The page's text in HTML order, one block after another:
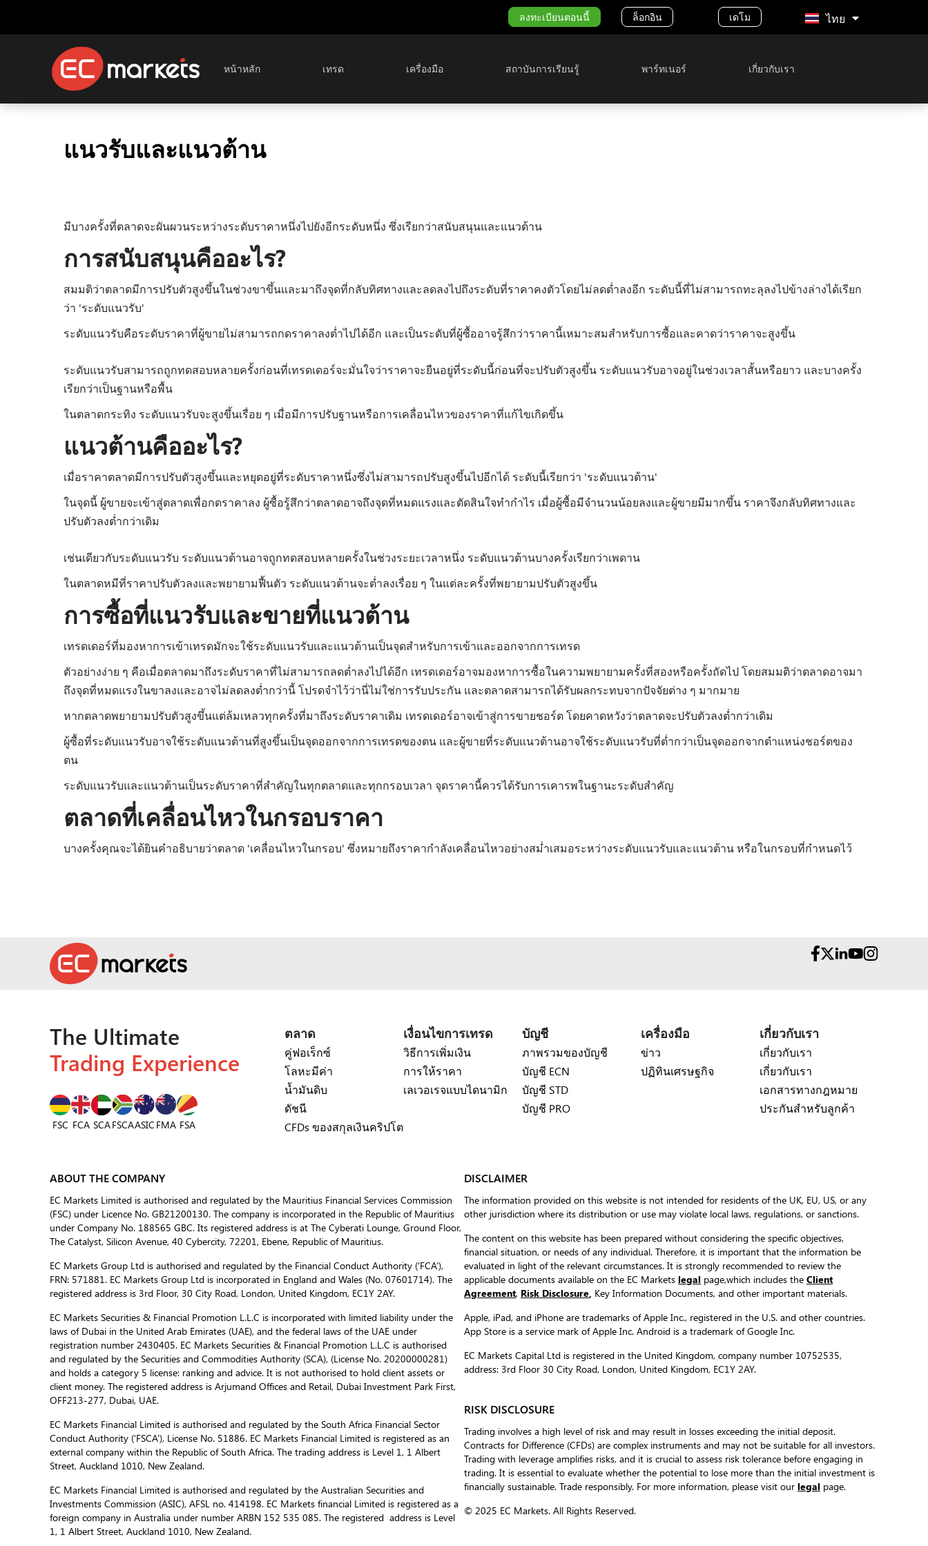
ลงทะเบียนตอนนี้ ล็อกอิน เดโม ไทย
Malay
หน้าหลัก เทรด เครื่องมือ สถาบันการเรียนรู้ พาร์ทเนอร์ เกี่ยวกับเรา
แนวรับและแนวต้าน
มีบางครั้งที่ตลาดจะผันผวนระหว่างระดับราคาหนึ่งไปยังอีกระดับหนึ่ง ซึ่งเรียกว่าสนับสนุนและแนวต้าน
การสนับสนุนคืออะไร?
สมมติว่าตลาดมีการปรับตัวสูงขึ้นในช่วงขาขึ้นและมาถึงจุดที่กลับทิศทางและลดลงไปถึงระดับที่ราคาคงตัวโดยไม่ลดต่ำลงอีก ระดับนี้ที่ไม่สามารถทะลุลงไปข้างล่างได้เรียก
ว่า 'ระดับแนวรับ'
ระดับแนวรับคือระดับราคาที่ผู้ขายไม่สามารถกดราคาลงต่ำไปได้อีก และเป็นระดับที่ผู้ซื้ออาจรู้สึกว่าราคานี้เหมาะสมสำหรับการซื้อและคาดว่าราคาจะสูงขึ้น
ระดับแนวรับสามารถถูกทดสอบหลายครั้งก่อนที่เทรดเดอร์จะมั่นใจว่าราคาจะยืนอยู่ที่ระดับนี้ก่อนที่จะปรับตัวสูงขึ้น ระดับแนวรับอาจอยู่ในช่วงเวลาสั้นหรือยาว และบางครั้ง
เรียกว่าเป็นฐานหรือพื้น
ในตลาดกระทิง ระดับแนวรับจะสูงขึ้นเรื่อย ๆ เมื่อมีการปรับฐานหรือการเคลื่อนไหวของราคาที่แก้ไขเกิดขึ้น
แนวต้านคืออะไร?
เมื่อราคาตลาดมีการปรับตัวสูงขึ้นและหยุดอยู่ที่ระดับราคาหนึ่งซึ่งไม่สามารถปรับสูงขึ้นไปอีกได้ ระดับนี้เรียกว่า 'ระดับแนวต้าน'
ในจุดนี้ ผู้ขายจะเข้าสู่ตลาดเพื่อกดราคาลง ผู้ซื้อรู้สึกว่าตลาดอาจถึงจุดที่หมดแรงและตัดสินใจทำกำไร เมื่อผู้ซื้อมีจำนวนน้อยลงและผู้ขายมีมากขึ้น ราคาจึงกลับทิศทางและ
ปรับตัวลงต่ำกว่าเดิม
เช่นเดียวกับระดับแนวรับ ระดับแนวต้านอาจถูกทดสอบหลายครั้งในช่วงระยะเวลาหนึ่ง ระดับแนวต้านบางครั้งเรียกว่าเพดาน
ในตลาดหมีที่ราคาปรับตัวลงและพยายามฟื้นตัว ระดับแนวต้านจะต่ำลงเรื่อย ๆ ในแต่ละครั้งที่พยายามปรับตัวสูงขึ้น
การซื้อที่แนวรับและขายที่แนวต้าน
เทรดเดอร์ที่มองหาการเข้าเทรดมักจะใช้ระดับแนวรับและแนวต้านเป็นจุดสำหรับการเข้าและออกจากการเทรด
ตัวอย่างง่าย ๆ คือเมื่อตลาดมาถึงระดับราคาที่ไม่สามารถลดต่ำลงไปได้อีก เทรดเดอร์อาจมองหาการซื้อในความพยายามครั้งที่สองหรือครั้งถัดไป โดยสมมติว่าตลาดอาจมา
ถึงจุดที่หมดแรงในขาลงและอาจไม่ลดลงต่ำกว่านี้ โปรดจำไว้ว่านี่ไม่ใช่การรับประกัน และตลาดสามารถได้รับผลกระทบจากปัจจัยต่าง ๆ มากมาย
หากตลาดพยายามปรับตัวสูงขึ้นแต่ล้มเหลวทุกครั้งที่มาถึงระดับราคาเดิม เทรดเดอร์อาจเข้าสู่การขายชอร์ต โดยคาดหวังว่าตลาดจะปรับตัวลงต่ำกว่าเดิม
ผู้ซื้อที่ระดับแนวรับอาจใช้ระดับแนวต้านที่สูงขึ้นเป็นจุดออกจากการเทรดของตน และผู้ขายที่ระดับแนวต้านอาจใช้ระดับแนวรับที่ต่ำกว่าเป็นจุดออกจากตำแหน่งชอร์ตของ
ตน
ระดับแนวรับและแนวต้านเป็นระดับราคาที่สำคัญในทุกตลาดและทุกกรอบเวลา จุดราคานี้ควรได้รับการเคารพในฐานะระดับสำคัญ
ตลาดที่เคลื่อนไหวในกรอบราคา
บางครั้งคุณจะได้ยินคำอธิบายว่าตลาด 'เคลื่อนไหวในกรอบ' ซึ่งหมายถึงราคากำลังเคลื่อนไหวอย่างสม่ำเสมอระหว่างระดับแนวรับและแนวต้าน หรือในกรอบที่กำหนดไว้
The Ultimate
Trading Experience
FSC FCA SCAFSCAASIC FMA FSA
ตลาด
คู่ฟอเร็กซ์
โลหะมีค่า
น้ำมันดิบ
ดัชนี
CFDs ของสกุลเงินคริปโต
เงื่อนไขการเทรด
วิธีการเพิ่มเงิน
การให้ราคา
เลเวอเรจแบบไดนามิก
บัญชี
ภาพรวมของบัญชี
บัญชี ECN
บัญชี STD
บัญชี PRO
เครื่องมือ
ข่าว
ปฏิทินเศรษฐกิจ
เกี่ยวกับเรา
เกี่ยวกับเรา
เกี่ยวกับเรา
เอกสารทางกฎหมาย
ประกันสำหรับลูกค้า
ABOUT THE COMPANY
EC Markets Limited is authorised and regulated by the Mauritius Financial Services Commission
(FSC) under Licence No. GB21200130. The company is incorporated in the Republic of Mauritius
under Company No. 188565 GBC. Its registered address is at The Cyberati Lounge, Ground Floor,
The Catalyst, Silicon Avenue, 40 Cybercity, 72201, Ebene, Republic of Mauritius.
EC Markets Group Ltd is authorised and regulated by the Financial Conduct Authority (‘FCA’),
FRN: 571881. EC Markets Group Ltd is incorporated in England and Wales (No. 07601714). The
registered address is 3rd Floor, 30 City Road, London, United Kingdom, EC1Y 2AY.
EC Markets Securities & Financial Promotion L.L.C is incorporated with limited liability under the
laws of Dubai in the United Arab Emirates (UAE), and the federal laws of the UAE under
registration number 2430405. EC Markets Securities & Financial Promotion L.L.C is authorised
and regulated by the Securities and Commodities Authority (SCA), (License No. 20200000281)
and holds a category 5 license: ranking and advice. It is not authorised to hold client assets or
client money. The registered address is Arjumand Offices and Retail, Dubai Investment Park First,
OFF213-277, Dubai, UAE.
EC Markets Financial Limited is authorised and regulated by the South Africa Financial Sector
Conduct Authority (‘FSCA’), License No. 51886. EC Markets Financial Limited is registered as an
external company within the Republic of South Africa. The trading address is Level 1, 1 Albert
Street, Auckland 1010, New Zealand.
EC Markets Financial Limited is authorised and regulated by the Australian Securities and
Investments Commission (ASIC), AFSL no. 414198. EC Markets financial Limited is registered as a
foreign company in Australia under number ARBN 152 535 085. The registered address is Level
1, 1 Albert Street, Auckland 1010, New Zealand.
DISCLAIMER
The information provided on this website is not intended for residents of the UK, EU, US, or any
other jurisdiction where its distribution or use may violate local laws, regulations, or sanctions.
The content on this website has been prepared without considering the specific objectives,
financial situation, or needs of any individual. Therefore, it is important that the information be
evaluated in light of the relevant circumstances. It is strongly recommended to review the
applicable documents available on the EC Markets legal page,which includes the Client
Agreement, Risk Disclosure, Key Information Documents, and other important materials.
Apple, iPad, and iPhone are trademarks of Apple Inc., registered in the U.S. and other countries.
App Store is a service mark of Apple Inc. Android is a trademark of Google Inc.
EC Markets Capital Ltd is registered in the United Kingdom, company number 10752535,
address: 3rd Floor 30 City Road, London, United Kingdom, EC1Y 2AY.
RISK DISCLOSURE
Trading involves a high level of risk and may result in losses exceeding the initial deposit.
Contracts for Difference (CFDs) are complex instruments and may not be suitable for all investors.
Trading with leverage amplifies risks, and it is crucial to assess risk tolerance before engaging in
trading. It is essential to evaluate whether the potential to lose more than the initial investment is
financially sustainable. Trade responsibly. For more information, please visit our legal page.
© 2025 EC Markets. All Rights Reserved.